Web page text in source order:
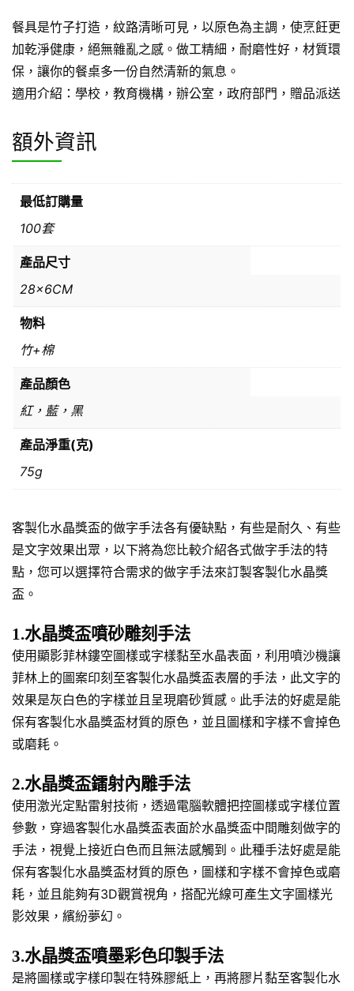
餐具是竹子打造，紋路清晰可見，以原色為主調，使烹飪更
加乾淨健康，絕無雜亂之感。做工精細，耐磨性好，材質環
保，讓你的餐桌多一份自然清新的氣息。
適用介紹：學校，教育機構，辦公室，政府部門，贈品派送
額外資訊
最低訂購量
100套
產品尺寸
28x6CM
物料
竹+棉
產品顏色
紅，藍，黑
產品淨重(克)
75g
客製化水晶獎盃的做字手法各有優缺點，有些是耐久、有些
是文字效果出眾，以下將為您比較介紹各式做字手法的特
點，您可以選擇符合需求的做字手法來訂製客製化水晶獎
盃。
1.水晶獎盃噴砂雕刻手法
使用顯影菲林鏤空圖樣或字樣黏至水晶表面，利用噴沙機讓
菲林上的圖案印刻至客製化水晶獎盃表層的手法，此文字的
效果是灰白色的字樣並且呈現磨砂質感。此手法的好處是能
保有客製化水晶獎盃材質的原色，並且圖樣和字樣不會掉色
或磨耗。
2.水晶獎盃鐳射內雕手法
使用激光定點雷射技術，透過電腦軟體把控圖樣或字樣位置
參數，穿過客製化水晶獎盃表面於水晶獎盃中間雕刻做字的
手法，視覺上接近白色而且無法感觸到。此種手法好處是能
保有客製化水晶獎盃材質的原色，圖樣和字樣不會掉色或磨
耗，並且能夠有3D觀賞視角，搭配光線可產生文字圖樣光
影效果，繽紛夢幻。
3.水晶獎盃噴墨彩色印製手法
是將圖樣或字樣印製在特殊膠紙上，再將膠片黏至客製化水